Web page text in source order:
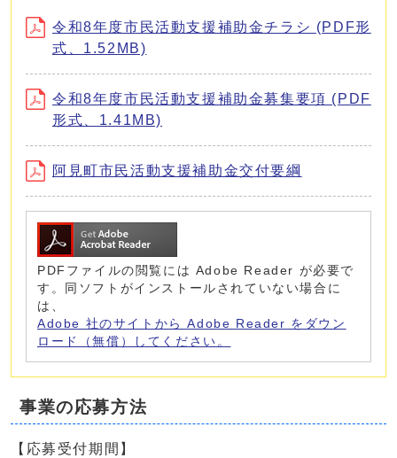
令和8年度市民活動支援補助金チラシ (PDF形
式、1.52MB)
令和8年度市民活動支援補助金募集要項 (PDF
形式、1.41MB)
阿見町市民活動支援補助金交付要綱
PDFファイルの閲覧には Adobe Reader が必要で
す。同ソフトがインストールされていない場合に
は、
Adobe 社のサイトから Adobe Reader をダウン
ロード（無償）してください。
事業の応募方法
【応募受付期間】